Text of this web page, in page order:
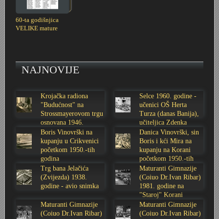
Marakovo brdo i auto kamp
Zima 1967. godine
Vukmanić 1975. godine
Vatrogasna vježba
VAGA
Trgovina Merkur
Stari nogometni stadion
Poplava 1987.
Ramo
Tehnička škola generacija 1981/1982
Zidić
Čoki
Štafeta mladosti 1988.
Željeznički most preko Kupe
Nevenius Graf von Dubowatz - RENDERI
Obitelj Balaš
60-ta godišnjica
VELIKE mature
NAJNOVIJE
Krojačka radiona
"Budućnost" na
Strossmayerovom trgu
osnovana 1946.
godine
Selce 1960. godine -
učenici OŠ Herta
Turza (danas Banija),
učiteljica Zdenka
Sabolić
Boris Vinovrški na
kupanju u Crikvenici
početkom 1950.-tih
godina
Danica Vinovrški, sin
Boris i kći Mira na
kupanju na Korani
početkom 1950.-tih
godina
Trg bana Jelačića
(Zvijezda) 1938.
godine - avio snimka
Maturanti Gimnazije
(Coiuo Dr.Ivan Ribar)
1981. godine na
"Staroj" Korani
Maturanti Gimnazije
(Coiuo Dr.Ivan Ribar)
Maturanti Gimnazije
(Coiuo Dr.Ivan Ribar)